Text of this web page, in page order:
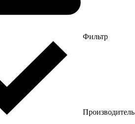
Фильтр
Производитель